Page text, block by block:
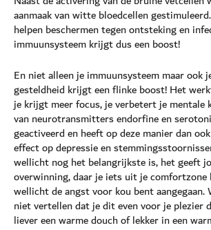
aanmaak van witte bloedcellen
helpen beschermen tegen ontsteking en
immuunsysteem krijgt dus een boost!
En niet alleen je immuunsysteem maar ook
gesteldheid krijgt een flinke boost! Het
je krijgt meer focus, je verbetert je mentale
van neurotransmitters endorfine en
geactiveerd en heeft op deze manier dan
effect op depressie en
wellicht nog het belangrijkste is, het geeft
overwinning, daar je iets uit je comfortzone
wellicht de angst voor kou bent aangegaan.
niet vertellen dat je dit even voor je plezier
liever een warme douch of lekker in een